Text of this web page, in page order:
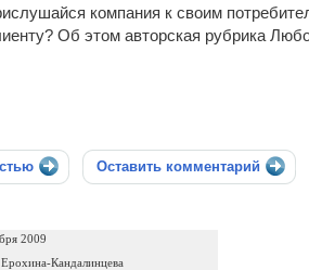
компания к своим
Об этом авторская рубрика
Оставить комментарий
2009
Кандалинцева